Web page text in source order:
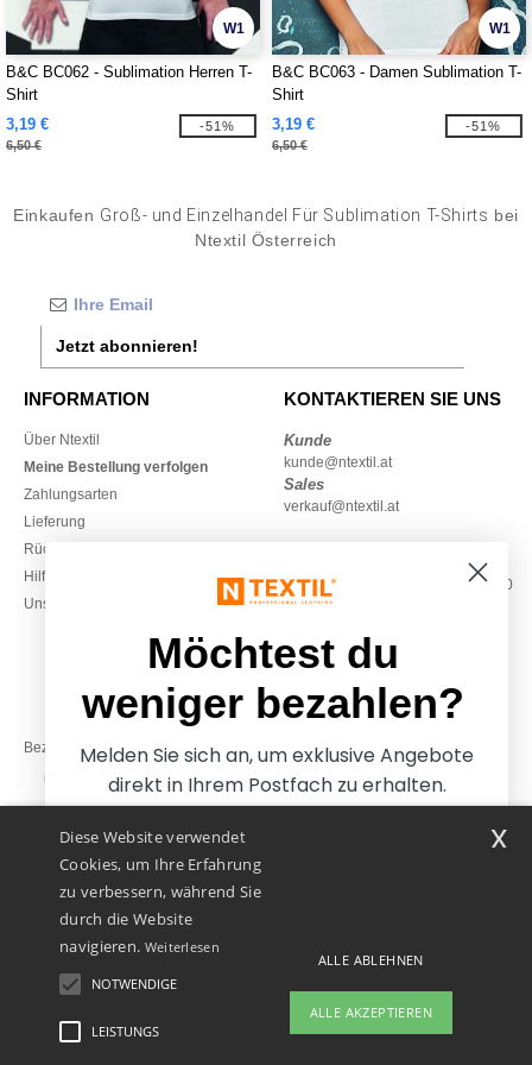
W1
B&C BC062 - Sublimation Herren T-
Shirt
3,19 €
6,50 €
-51%
W1
B&C BC063 - Damen Sublimation T-
Shirt
3,19 €
6,50 €
-51%
Einkaufen Groß- und Einzelhandel Für Sublimation T-Shirts bei
Ntextil Österreich
Jetzt abonnieren!
INFORMATION
Über Ntextil
Meine Bestellung verfolgen
Zahlungsarten
Lieferung
Rückerstattungen / Rückgaben
Hilfe & FAQs
Unsere Engagements
KONTAKTIEREN SIE UNS
Kunde
kunde@ntextil.at
Sales
verkauf@ntextil.at
Montag – Donnerstag: 10:00–13:00
& 14:00–17:30
Freitag: 10:00–14:00
Bezahlung mit
Unsere Paketzusteller
Diese Website verwendet
Cookies, um Ihre Erfahrung
zu verbessern, während Sie
durch die Website
navigieren. Weiterlesen
NOTWENDIGE
LEISTUNGS
ALLE ABLEHNEN
ALLE AKZEPTIEREN
x
Möchtest du
weniger bezahlen?
Melden Sie sich an, um exklusive Angebote
direkt in Ihrem Postfach zu erhalten.
Ja, ich möchte weniger
bezahlen